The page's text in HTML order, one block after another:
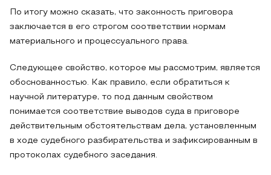
По итогу можно сказать, что законность приговора
заключается в его строгом соответствии нормам
материального и процессуального права.
Следующее свойство, которое мы рассмотрим, является
обоснованностью. Как правило, если обратиться к
научной литературе, то под данным свойством
понимается соответствие выводов суда в приговоре
действительным обстоятельствам дела, установленным
в ходе судебного разбирательства и зафиксированным в
протоколах судебного заседания.